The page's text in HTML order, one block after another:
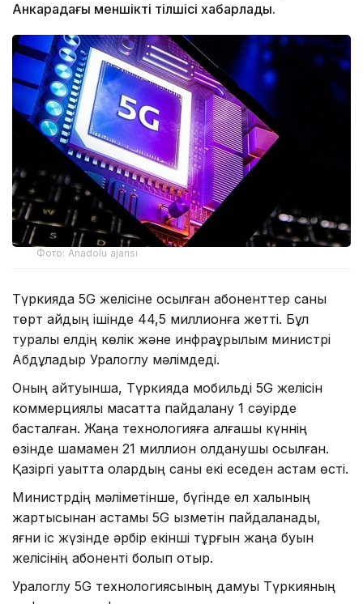
Анкарадағы меншікті тілшісі хабарлады.
Фото: Anadolu ajansı
Түркияда 5G желісіне қосылған абоненттер саны
төрт айдың ішінде 44,5 миллионға жетті. Бұл
туралы елдің көлік және инфрақұрылым министрі
Абдұлқадыр Уралоглу мәлімдеді.
Оның айтуынша, Түркияда мобильді 5G желісін
коммерциялық мақсатта пайдалану 1 сәуірде
басталған. Жаңа технологияға алғашқы күннің
өзінде шамамен 21 миллион қолданушы қосылған.
Қазіргі уақытта олардың саны екі еседен астам өсті.
Министрдің мәліметінше, бүгінде ел халқының
жартысынан астамы 5G қызметін пайдаланады,
яғни іс жүзінде әрбір екінші тұрғын жаңа буын
желісінің абоненті болып отыр.
Уралоглу 5G технологиясының дамуы Түркияның